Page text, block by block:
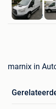
Marnix
Diksmuide
marnix in